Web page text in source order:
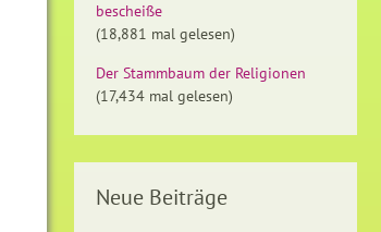
bescheiße
(18,881 mal gelesen)
Der Stammbaum der Religionen
(17,434 mal gelesen)
Neue Beiträge